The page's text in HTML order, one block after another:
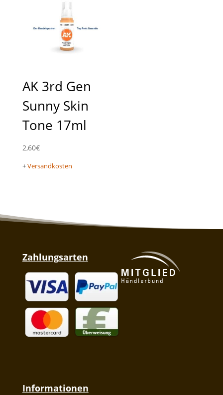
AK 3rd Gen
Sunny Skin
Tone 17ml
2,60€
+Versandkosten
Zahlungsarten
Informationen